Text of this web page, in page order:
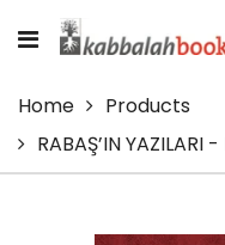
Home
Products
RABAŞ’IN YAZILARI